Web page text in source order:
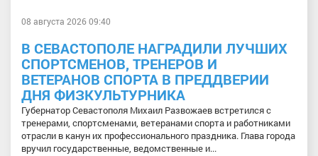
08 августа 2026 09:40
В СЕВАСТОПОЛЕ НАГРАДИЛИ ЛУЧШИХ
СПОРТСМЕНОВ, ТРЕНЕРОВ И
ВЕТЕРАНОВ СПОРТА В ПРЕДДВЕРИИ
ДНЯ ФИЗКУЛЬТУРНИКА
Губернатор Севастополя Михаил Развожаев встретился с
тренерами, спортсменами, ветеранами спорта и работниками
отрасли в канун их профессионального праздника. Глава города
вручил государственные, ведомственные и...